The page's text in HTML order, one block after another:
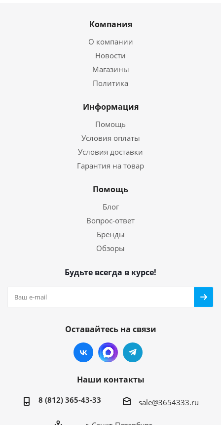
Компания
О компании
Новости
Магазины
Политика
Информация
Помощь
Условия оплаты
Условия доставки
Гарантия на товар
Помощь
Блог
Вопрос-ответ
Бренды
Обзоры
Будьте всегда в курсе!
Оставайтесь на связи
Наши контакты
8 (812) 365-43-33 sale@3654333.ru